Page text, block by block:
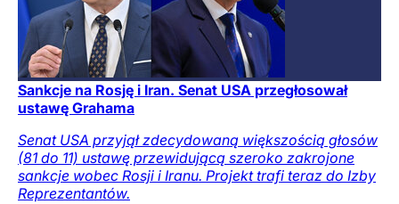
Sankcje na Rosję i Iran. Senat USA przegłosował
ustawę Grahama
Senat USA przyjął zdecydowaną większością głosów
(81 do 11) ustawę przewidującą szeroko zakrojone
sankcje wobec Rosji i Iranu. Projekt trafi teraz do Izby
Reprezentantów.